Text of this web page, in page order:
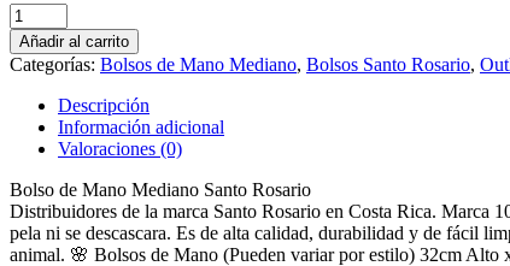
Bolso
de
Mano
Mediano
Café
Azul
cantidad
Añadir al carrito
Categorías: Bolsos de Mano Mediano, Bolsos Santo Rosario,
Descripción
Información adicional
Valoraciones (0)
Bolso de Mano Mediano Santo Rosario
Distribuidores de la marca Santo Rosario en Costa Rica. Marca
pela ni se descascara. Es de alta calidad, durabilidad y de fácil
animal. 🌸 Bolsos de Mano (Pueden variar por estilo) 32cm